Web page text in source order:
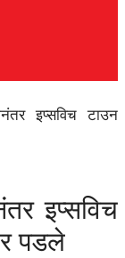
इप्सविच टाउन
इप्सविच
पडले